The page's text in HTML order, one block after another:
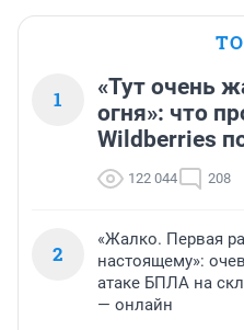
1
«Тут очень
огня»: что
Wildberries
122 044 208
2
«Жалко. Первая
настоящему»:
атаке БПЛА на
— онлайн